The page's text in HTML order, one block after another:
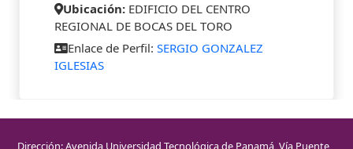
Ubicación: EDIFICIO DEL CENTRO
REGIONAL DE BOCAS DEL TORO
Enlace de Perfil: SERGIO GONZALEZ
IGLESIAS
Dirección: Avenida Universidad Tecnológica de Panamá, Vía Puente